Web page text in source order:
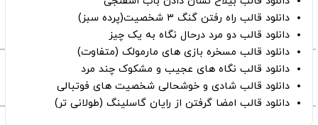
دانلود قالب راه رفتن گنگ ۳ شخصیت(پرده سبز)
دانلود قالب دو مرد درحال نگاه به یک چیز
دانلود قالب مسخره بازی های مارمولک (متفاوت)
دانلود قالب نگاه های عجیب و مشکوک چند مرد
دانلود قالب شادی و خوشحالی شخصیت های فوتبالی
دانلود قالب امضا گرفتن از رایان گاسلینگ (طولانی تر)